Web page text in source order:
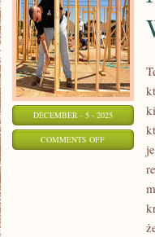
DECEMBER - 5 - 2025
COMMENTS OFFON
NURKOWANIE,